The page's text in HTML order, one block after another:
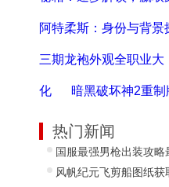
阿特柔斯：身份与背景
三期龙袍外观全职业大
化 暗黑破坏神2重
热门新闻
国服最强男枪出装攻略
风帆纪元飞剪船图纸获